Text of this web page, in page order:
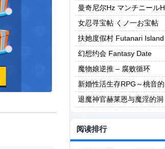
ナ
曼奇尼尔Hz マンチニールH
女忍寻宝帖 くノ一お宝帖
扶她度假村 Futanari Island
幻想约会 Fantasy Date
魔物娘逆推 – 腐败循环
新婚性活生存RPG～桃音的
秘密起点～
退魔神官赫莱恩与魔淫的洞
窟
阅读排行